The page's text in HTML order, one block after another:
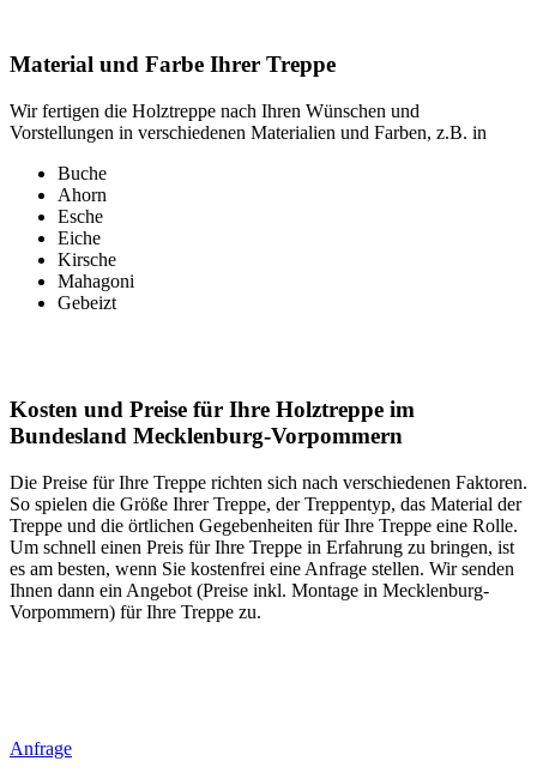
Material und Farbe Ihrer Treppe
Wir fertigen die Holztreppe nach Ihren Wünschen und
Vorstellungen in verschiedenen Materialien und Farben, z.B. in
Buche
Ahorn
Esche
Eiche
Kirsche
Mahagoni
Gebeizt
Kosten und Preise für Ihre Holztreppe im
Bundesland Mecklenburg-Vorpommern
Die Preise für Ihre Treppe richten sich nach verschiedenen Faktoren.
So spielen die Größe Ihrer Treppe, der Treppentyp, das Material der
Treppe und die örtlichen Gegebenheiten für Ihre Treppe eine Rolle.
Um schnell einen Preis für Ihre Treppe in Erfahrung zu bringen, ist
es am besten, wenn Sie kostenfrei eine Anfrage stellen. Wir senden
Ihnen dann ein Angebot (Preise inkl. Montage in Mecklenburg-
Vorpommern) für Ihre Treppe zu.
Anfrage